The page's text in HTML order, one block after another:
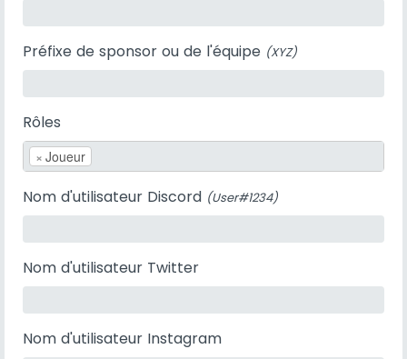
Préfixe de sponsor ou de l'équipe (XYZ)
Rôles
× Joueur
Nom d'utilisateur Discord (User#1234)
Nom d'utilisateur Twitter
Nom d'utilisateur Instagram